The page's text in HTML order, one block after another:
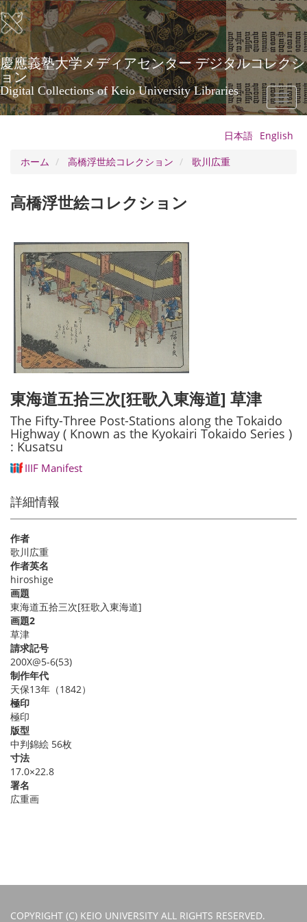
メ
イ
ン
コ
ン
テ
ン
ツ
に
慶應義塾大学メディアセンター デジタルコレクシ
ョン
Digital Collections of Keio University Libraries
Toggle
日本語 English
ホーム
高橋浮世絵コレクション 歌川広重
高橋浮世絵コレクション
東海道五拾三次[狂歌入東海道] 草津
The Fifty-Three Post-Stations along the Tokaido
Highway ( Known as the Kyokairi Tokaido Series )
: Kusatsu
IIIF Manifest
詳細情報
作者
歌川広重
作者英名
hiroshige
画題
東海道五拾三次[狂歌入東海道]
画題2
草津
請求記号
200X@5-6(53)
制作年代
天保13年（1842）
極印
極印
版型
中判錦絵 56枚
寸法
17.0×22.8
署名
広重画
COPYRIGHT (C) KEIO UNIVERSITY ALL RIGHTS RESERVED.